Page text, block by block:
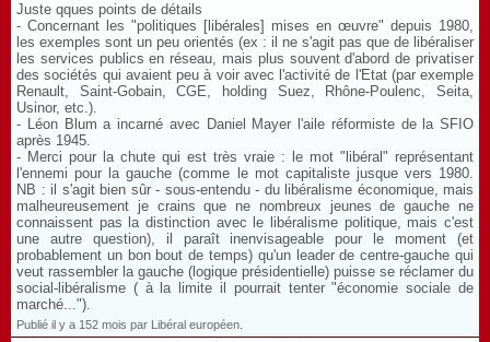
Juste qques points de détails
- Concernant les "politiques [libérales] mises en œuvre" depuis 1980,
les exemples sont un peu orientés (ex : il ne s'agit pas que de libéraliser
les services publics en réseau, mais plus souvent d'abord de privatiser
des sociétés qui avaient peu à voir avec l'activité de l'Etat (par exemple
Renault, Saint-Gobain, CGE, holding Suez, Rhône-Poulenc, Seita,
Usinor, etc.).
- Léon Blum a incarné avec Daniel Mayer l'aile réformiste de la SFIO
après 1945.
- Merci pour la chute qui est très vraie : le mot "libéral" représentant
l'ennemi pour la gauche (comme le mot capitaliste jusque vers 1980.
NB : il s'agit bien sûr - sous-entendu - du libéralisme économique, mais
malheureusement je crains que ne nombreux jeunes de gauche ne
connaissent pas la distinction avec le libéralisme politique, mais c'est
une autre question), il paraît inenvisageable pour le moment (et
probablement un bon bout de temps) qu'un leader de centre-gauche qui
veut rassembler la gauche (logique présidentielle) puisse se réclamer du
social-libéralisme ( à la limite il pourrait tenter "économie sociale de
marché...").
Publié il y a 152 mois par Libéral européen.